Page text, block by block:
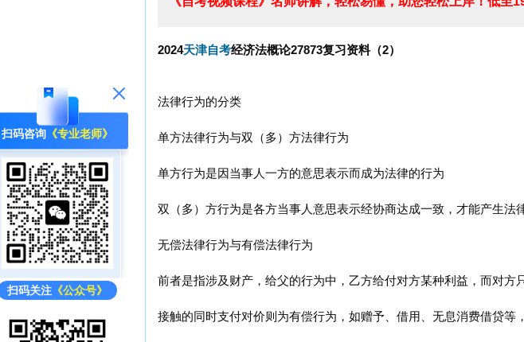
扫码咨询 《专业老师》
扫码关注 《公众号》
2024天津自考经济法概论27873复习资料（2）
法律行为的分类
单方法律行为与双（多）方法律行为
单方行为是因当事人一方的意思表示而成为法律的行为
双（多）方行为是各方当事人意思表示经协商达成一致，才能产生法
无偿法律行为与有偿法律行为
前者是指涉及财产，给父的行为中，乙方给付对方某种利益，而对方
接触的同时支付对价则为有偿行为，如赠予、借用、无息消费借贷等